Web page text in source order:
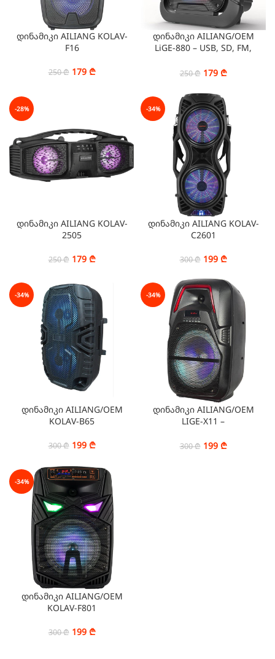
დინამიკი AILIANG KOLAV-
F16
250₾ 179 ₾
დინამიკი AILIANG/OEM
LiGE-880 – USB, SD, FM,
250₾ 179 ₾
-28%
დინამიკი AILIANG KOLAV-
2505
250₾ 179 ₾
-34%
დინამიკი AILIANG KOLAV-
C2601
300₾ 199 ₾
-34%
დინამიკი AILIANG/OEM
KOLAV-B65
300₾ 199 ₾
-34%
დინამიკი AILIANG/OEM
LIGE-X11 –
o Line/AUX/Wireless
300₾ 199 ₾
-34%
დინამიკი AILIANG/OEM
KOLAV-F801
300₾ 199 ₾